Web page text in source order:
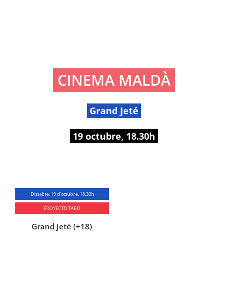
CINEMA MALDÀ
Grand Jeté
19 octubre, 18.30h
Dissabte, 19 d'octubre, 18.30h
PROYECTO TABÚ
Grand Jeté (+18)